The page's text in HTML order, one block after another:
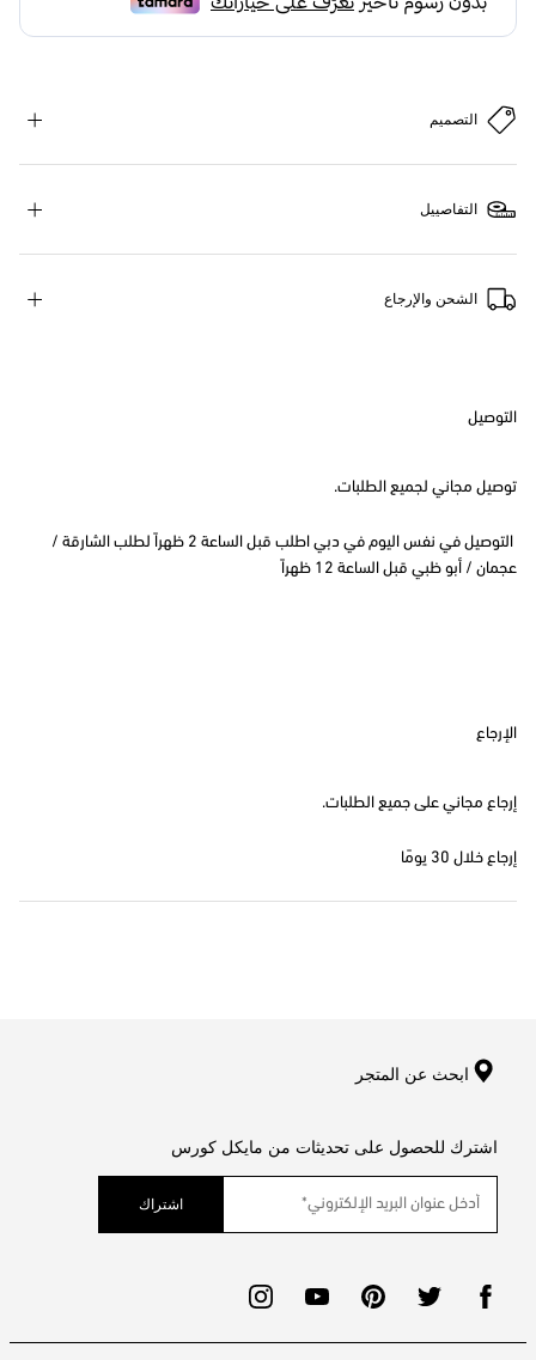
التصميم
التفاصييل
الشحن والإرجاع
التوصيل
توصيل مجاني لجميع الطلبات.
التوصيل في نفس اليوم في دبي اطلب قبل الساعة 2 ظهراً لطلب الشارقة /
عجمان / أبو ظبي قبل الساعة 12 ظهراً
الإرجاع
إرجاع مجاني على جميع الطلبات.
إرجاع خلال 30 يومًا
ابحث عن المتجر
اشترك للحصول على تحديثات من مايكل كورس
اشتراك